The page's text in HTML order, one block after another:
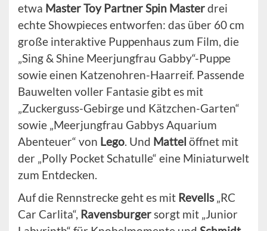
etwa Master Toy Partner Spin Masterdrei
echte Showpieces entworfen: das über 60 cm
große interaktive Puppenhaus zum Film, die
„Sing & Shine Meerjungfrau Gabby“-Puppe
sowie einen Katzenohren-Haarreif. Passende
Bauwelten voller Fantasie gibt es mit
„Zuckerguss-Gebirge und Kätzchen-Garten“
sowie „Meerjungfrau Gabbys Aquarium
Abenteuer“ von Lego. Und Mattel öffnet mit
der „Polly Pocket Schatulle“ eine Miniaturwelt
zum Entdecken.
Auf die Rennstrecke geht es mit Revells„RC
Car Carlita“, Ravensburgersorgt mit „Junior